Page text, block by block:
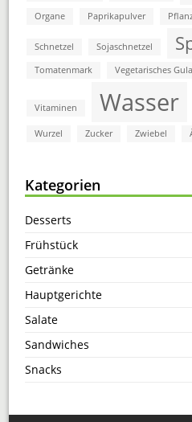
Organe Paprikapulver
Schnetzel Sojaschnetzel
Tomatenmark Vegetarisches
Vitaminen Wasser
Wurzel Zucker Zwiebel
Kategorien
Desserts
Frühstück
Getränke
Hauptgerichte
Salate
Sandwiches
Snacks